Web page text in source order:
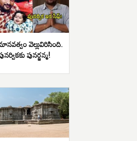
వెల్లువిరిసింది.
పునర్జన్మ!